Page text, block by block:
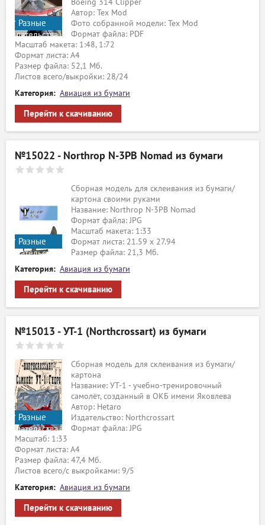
Разные
издательства
Boeing 314 Clipper
Автор: Tex Mod
Фото собранной модели: Tex Mod
Формат файла: PDF
Масштаб макета: 1:48, 1:72
Формат листа: А4
Размер файла: 52,1 Мб.
Листов всего/выкройки: 28/24
Категория: Авиация из бумаги
Перейти к скачиванию
№15022 - Northrop N-3PB Nomad из бумаги
Разные
издательства
Сборная модель для склеивания из бумаги/
картона своими руками
Название: Northrop N-3PB Nomad
Формат файла: JPG
Масштаб макета: 1:33
Формат листа: 21.59 x 27.94
Размер файла: 21,3 Мб.
Категория: Авиация из бумаги
Перейти к скачиванию
№15013 - УТ-1 (Northcrossart) из бумаги
Разные
издательства
Сборная модель для склеивания из бумаги/
картона
Название: УТ-1 - учебно-тренировочный
самолёт, созданный в ОКБ имени Яковлева
Автор: Hetaro
Издательство: Northcrossart
Формат файла: JPG
Масштаб: 1:33
Формат листа: А4
Размер файла: 47,4 Мб.
Листов всего/с выкройками: 9/5
Категория: Авиация из бумаги
Перейти к скачиванию